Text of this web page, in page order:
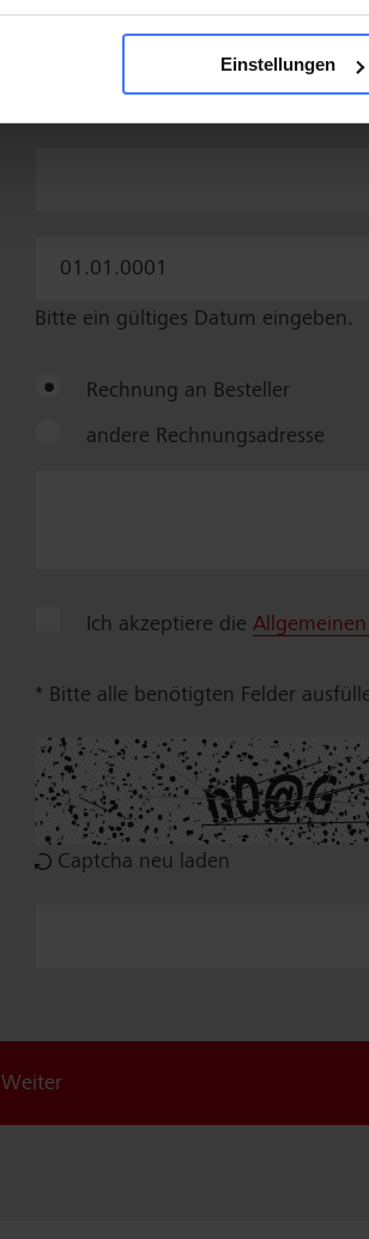
Einstellungen
Bitte ein gültiges Datum eingeben.
Rechnung an Besteller
andere Rechnungsadresse
Ich akzeptiere die
* Bitte alle benötigten Felder
Captcha neu laden
Weiter